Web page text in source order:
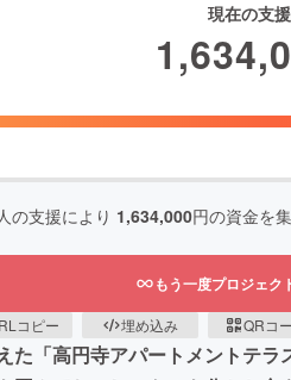
現在の支
の支援により 1,634,000円の資金を
もう一度プロジェク
コピー 埋め込み QRコ
「高円寺アパートメントテ